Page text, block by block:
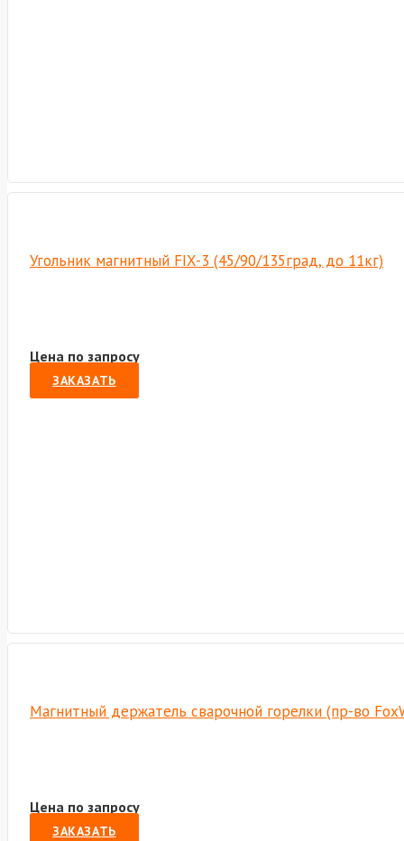
Угольник магнитный FIX-3 (45/90/135град, до 11кг)
Цена по запросу
ЗАКАЗАТЬ
Магнитный держатель сварочной горелки (пр-во
Цена по запросу
ЗАКАЗАТЬ